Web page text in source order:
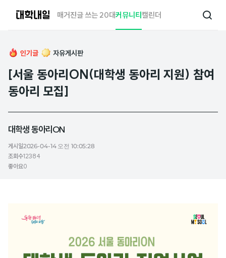
매거진글 쓰는 20대커뮤니티캘린더
검
인기글 자유게시판
[서울 동아리ON(대학생 동아리 지원) 참여
동아리 모집]
대학생 동아리ON
게시일2026-04-14 오전 10:05:28
조회수12384
좋아요0